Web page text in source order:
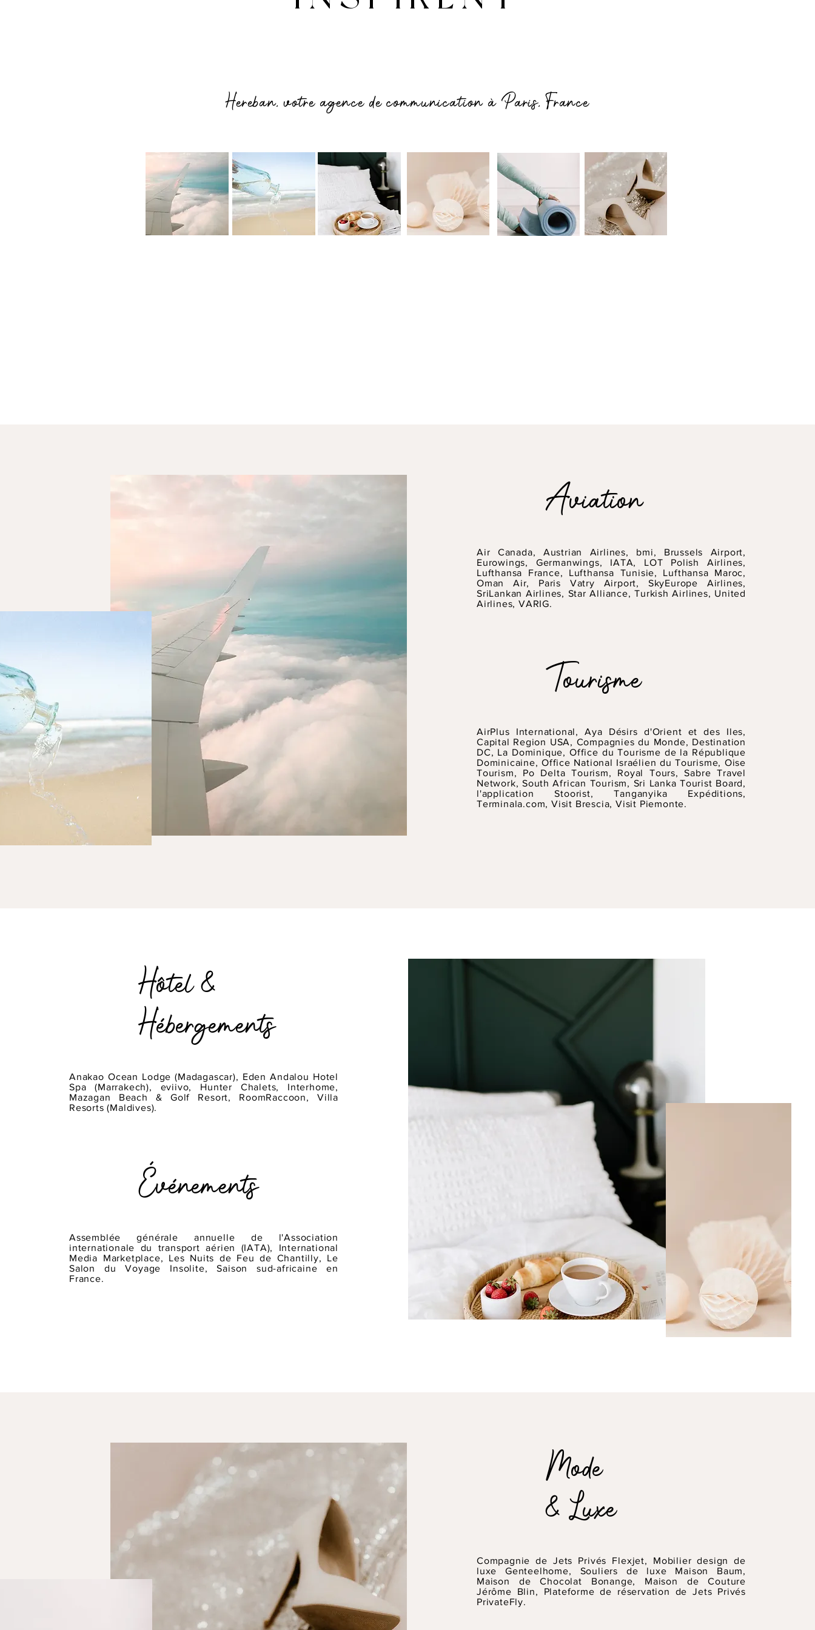
Hereban, votre agence de communication à Paris, France
Aviation
Air Canada, Austrian Airlines, bmi, Brussels Airport,
Eurowings, Germanwings, IATA, LOT Polish Airlines,
Lufthansa France, Lufthansa Tunisie, Lufthansa Maroc,
Oman Air, Paris Vatry Airport, SkyEurope Airlines,
SriLankan Airlines, Star Alliance, Turkish Airlines, United
Airlines, VARIG.
Tourisme
AirPlus International, Aya Désirs d'Orient et des Iles,
Capital Region USA, Compagnies du Monde, Destination
DC, La Dominique, Office du Tourisme de la République
Dominicaine, Office National Israélien du Tourisme, Oise
Tourism, Po Delta Tourism, Royal Tours, Sabre Travel
Network, South African Tourism, Sri Lanka Tourist Board,
l'application Stoorist, Tanganyika Expéditions,
Terminala.com, Visit Brescia, Visit Piemonte.
Hôtel &
Hébergements
Anakao Ocean Lodge (Madagascar), Eden Andalou Hotel
Spa (Marrakech), eviivo, Hunter Chalets, Interhome,
Mazagan Beach & Golf Resort, RoomRaccoon, Villa
Resorts (Maldives).
Événements
Assemblée générale annuelle de l'Association
internationale du transport aérien (IATA), International
Media Marketplace, Les Nuits de Feu de Chantilly, Le
Salon du Voyage Insolite, Saison sud-africaine en
France.
Mode​
& Luxe
Compagnie de Jets Privés Flexjet, Mobilier design de
luxe Genteelhome, Souliers de luxe Maison Baum,
Maison de Chocolat Bonange, Maison de Couture
Jérôme Blin, Plateforme de réservation de Jets Privés
PrivateFly.